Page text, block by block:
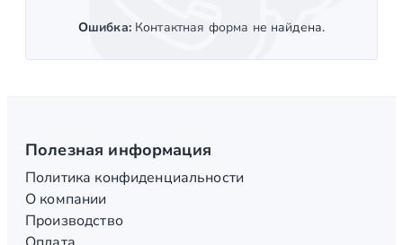
Ошибка:Контактная форма не найдена.
Полезная информация
Политика конфиденциальности
О компании
Производство